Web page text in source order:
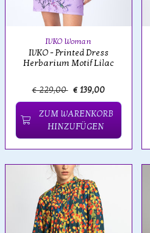
IVKO Woman
IVKO - Printed Dress
Herbarium Motif Lilac
€ 229,00 € 139,00
ZUM WARENKORB
HINZUFÜGEN